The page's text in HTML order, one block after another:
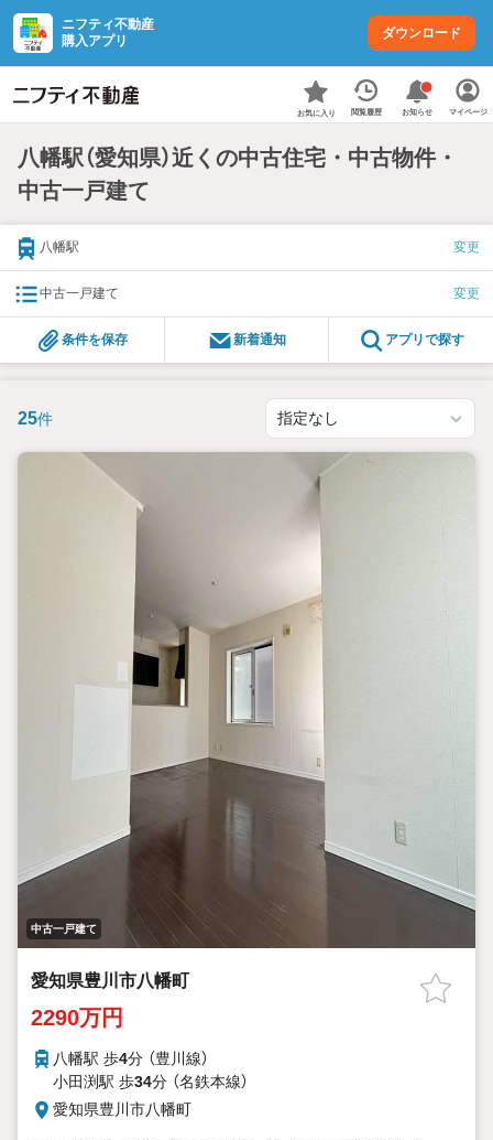
ニフティ不動産
購入アプリ
ダウンロード
お気に入り 閲覧履歴 お知らせ マイページ
八幡駅（愛知県）近くの中古住宅・中古物件・
中古一戸建て
八幡駅 変更
中古一戸建て 変更
条件を保存 新着通知 アプリで探す
25件
中古一戸建て
愛知県豊川市八幡町
2290万円
八幡駅 歩4分 （豊川線）
小田渕駅 歩34分 （名鉄本線）
愛知県豊川市八幡町